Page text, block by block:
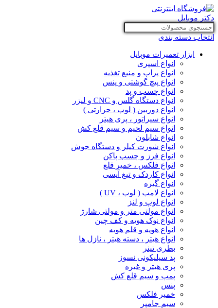
انتخاب دسته بندی
ابزار تعمیرات موبایل
انواع اسپری
انواع پراب و منبع تغذیه
انواع پیچ گوشتی و پنس
انواع چسب و پد
انواع دستگاه گلس و CNC و لیزر
انواع دوربین ( لوپ ، حرارتی )
انواع سپراتور ، پری هیتر
انواع سیم لحیم و سیم قلع کش
انواع شابلون
انواع شورت کیلر و دستگاه جوش
انواع فرز و چسب پاکن
انواع فلکس ، خمیر قلع
انواع کاردک و تیغ آیسی
انواع گیره
انواع لامپ ( لوپ ، UV )
انواع لوپ و لنز
انواع مولتی متر و مولتی شارژ
انواع نوک هویه و کف چین
انواع هویه و قلم هویه
انواع هیتر ، دسته هیتر ، نازل ها
بطری تینر
پد سیلیکونی نسوز
پری هیتر و غیره
پمپ و سیم قلع کش
پنس
خمیر فلکس
سیم جامپر